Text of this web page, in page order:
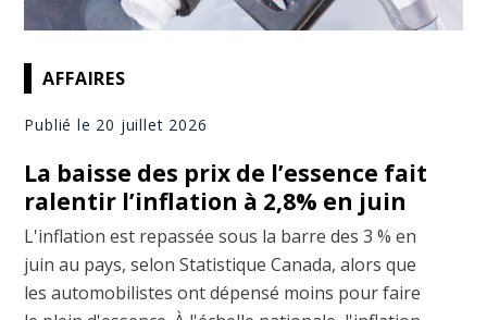
AFFAIRES
Publié le 20 juillet 2026
La baisse des prix de l’essence fait
ralentir l’inflation à 2,8% en juin
L'inflation est repassée sous la barre des 3 % en
juin au pays, selon Statistique Canada, alors que
les automobilistes ont dépensé moins pour faire